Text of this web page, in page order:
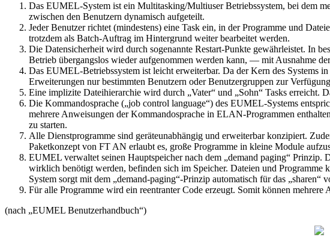
Das EUMEL-System ist ein Multitasking/Multiuser Betriebssystem, bei dem
zwischen den Benutzern dynamisch aufgeteilt.
Jeder Benutzer richtet (mindestens) eine Task ein, in der Programme und
trotzdem als Batch-Auftrag im Hintergrund weiter bearbeitet werden.
Die Datensicherheit wird durch sogenannte Restart-Punkte gewährleistet. In
Betrieb übergangslos wieder aufgenommen werden kann, — mit Ausnahme
Das EUMEL-Betriebssystem ist leicht erweiterbar. Da der Kern des Systems
Erweiterungen nur bestimmten Benutzern oder Benutzergruppen zur
Eine implizite Dateihierarchie wird durch „Vater“ und „Sohn“ Tasks
Die Kommandosprache („job control language“) des EUMEL-Systems
mehrere Anweisungen der Kommandosprache in ELAN-Programmen
zu starten.
Alle Dienstprogramme sind geräteunabhängig und erweiterbar konzipiert.
Paketkonzept von FT AN erlaubt es, große Programme in kleine Module
EUMEL verwaltet seinen Hauptspeicher nach dem „demand paging“
wirklich benötigt werden, befinden sich im Speicher. Dateien und Programme
System sorgt mit dem „demand-paging“-Prinzip automatisch für das
Für alle Programme wird ein reentranter Code erzeugt. Somit können
(nach „EUMEL Benutzerhandbuch“)